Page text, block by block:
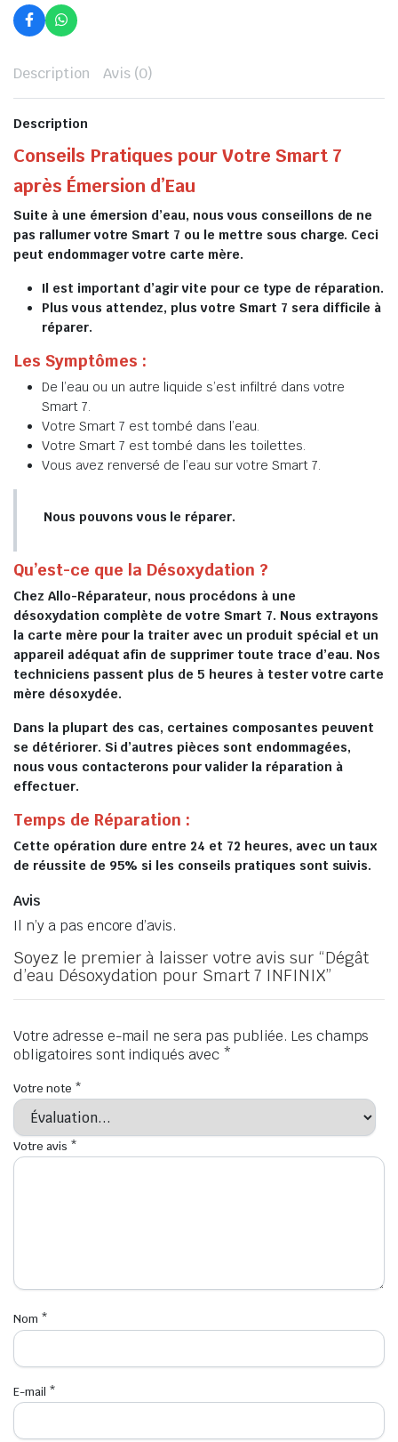
Description Avis (0)
Description
Conseils Pratiques pour Votre Smart 7
après Émersion d’Eau
Suite à une émersion d’eau, nous vous conseillons de ne
pas rallumer votre Smart 7 ou le mettre sous charge. Ceci
peut endommager votre carte mère.
Il est important d’agir vite pour ce type de réparation.
Plus vous attendez, plus votre Smart 7 sera difficile à
réparer.
Les Symptômes :
De l’eau ou un autre liquide s’est infiltré dans votre
Smart 7.
Votre Smart 7 est tombé dans l’eau.
Votre Smart 7 est tombé dans les toilettes.
Vous avez renversé de l’eau sur votre Smart 7.
Nous pouvons vous le réparer.
Qu’est-ce que la Désoxydation ?
Chez Allo-Réparateur, nous procédons à une
désoxydation complète de votre Smart 7. Nous extrayons
la carte mère pour la traiter avec un produit spécial et un
appareil adéquat afin de supprimer toute trace d’eau. Nos
techniciens passent plus de 5 heures à tester votre carte
mère désoxydée.
Dans la plupart des cas, certaines composantes peuvent
se détériorer. Si d’autres pièces sont endommagées,
nous vous contacterons pour valider la réparation à
effectuer.
Temps de Réparation :
Cette opération dure entre 24 et 72 heures, avec un taux
de réussite de 95% si les conseils pratiques sont suivis.
Avis
Il n’y a pas encore d’avis.
Soyez le premier à laisser votre avis sur “Dégât
d’eau Désoxydation pour Smart 7 INFINIX”
Votre adresse e-mail ne sera pas publiée. Les champs
obligatoires sont indiqués avec *
Votre note *
Votre avis *
Nom *
E-mail *